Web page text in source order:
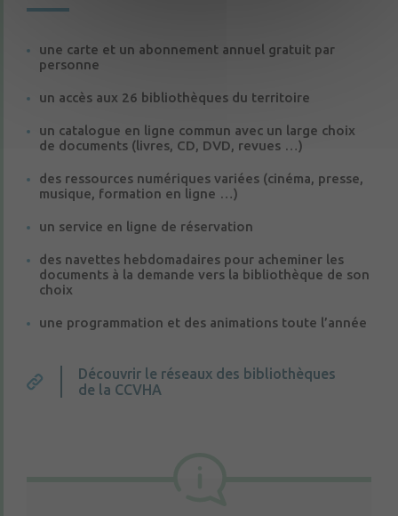
une carte et un abonnement annuel gratuit par
personne
un accès aux 26 bibliothèques du territoire
un catalogue en ligne commun avec un large choix
de documents (livres, CD, DVD, revues …)
des ressources numériques variées (cinéma, presse,
musique, formation en ligne …)
un service en ligne de réservation
des navettes hebdomadaires pour acheminer les
documents à la demande vers la bibliothèque de son
choix
une programmation et des animations toute l’année
Découvrir le réseaux des bibliothèques
de la CCVHA